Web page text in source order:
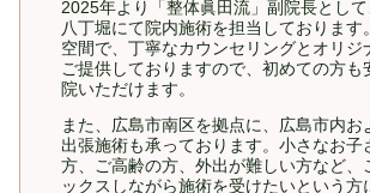
2025年より「整体眞田流」副院長とし
八丁堀にて院内施術を担当しております
空間で、丁寧なカウンセリングとオリジ
ご提供しておりますので、初めての方も
院いただけます。
また、広島市南区を拠点に、広島市内お
出張施術も承っております。小さなお子
方、ご高齢の方、外出が難しい方など、
ックスしながら施術を受けたいという方